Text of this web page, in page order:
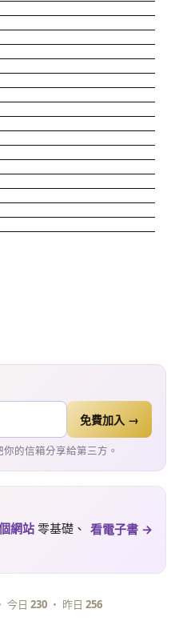
免費加入 →
的信箱分享給第三方。
網站 零基礎、 看電子書 →
今日230 ・ 昨日256